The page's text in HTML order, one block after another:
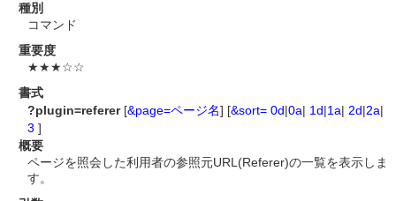
種別
コマンド
重要度
★★★☆☆
書式
?plugin=referer[&page=ページ名] [&sort= 0d|0a| 1d|1a| 2d|2a|
3 ]
概要
ページを照会した利用者の参照元URL(Referer)の一覧を表示しま
す。